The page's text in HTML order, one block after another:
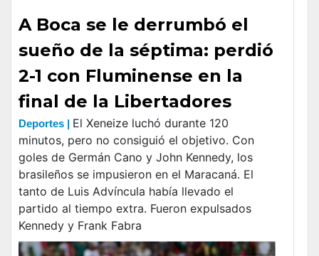
A Boca se le derrumbó el
sueño de la séptima: perdió
2-1 con Fluminense en la
final de la Libertadores
Deportes | El Xeneize luchó durante 120
minutos, pero no consiguió el objetivo. Con
goles de Germán Cano y John Kennedy, los
brasileños se impusieron en el Maracaná. El
tanto de Luis Advíncula había llevado el
partido al tiempo extra. Fueron expulsados
Kennedy y Frank Fabra